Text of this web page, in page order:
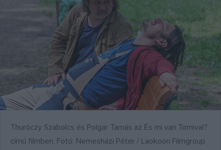
Thuróczy Szabolcs és Polgár Tamás az És mi van Tomival?
című filmben. Fotó: Nemesházi Péter / Laokoon Filmgroup